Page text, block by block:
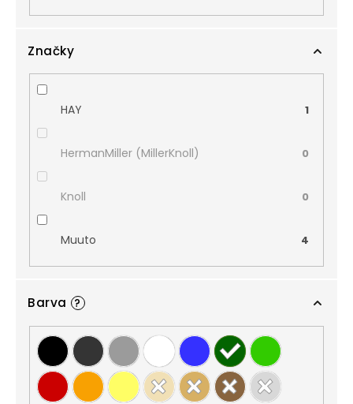
Značky
HAY 1
HermanMiller (MillerKnoll) 0
Knoll 0
Muuto 4
Barva ?